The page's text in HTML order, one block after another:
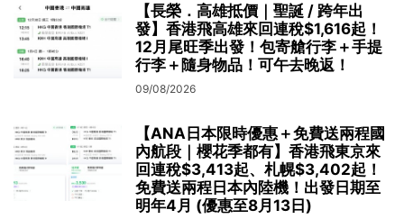
【長榮．高雄抵價｜聖誕 / 跨年出
發】香港飛高雄來回連稅$1,616起！
12月尾旺季出發！包寄艙行李＋手提
行李＋隨身物品！可午去晚返！
09/08/2026
【ANA日本限時優惠＋免費送兩程國
內航段｜櫻花季都有】香港飛東京來
回連稅$3,413起、札幌$3,402起！
免費送兩程日本內陸機！出發日期至
明年4月 (優惠至8月13日)